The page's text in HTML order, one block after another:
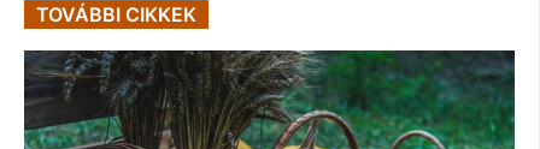
TOVÁBBI CIKKEK